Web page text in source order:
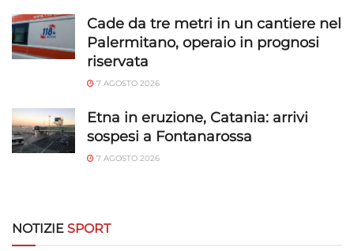
fonti di dati, Collegare diversi dispositivi,
Identificare i dispositivi in base alle informazioni
trasmesse automaticamente.
Riconoscere i dispositivi in base a informazioni
richieste attivamente.
Salvare e comunicare le scelte sulla
Cade da tre metri in un cantiere nel
Palermitano, operaio in prognosi
riservata
7 AGOSTO 2026
Etna in eruzione, Catania: arrivi
sospesi a Fontanarossa
7 AGOSTO 2026
NOTIZIE SPORT